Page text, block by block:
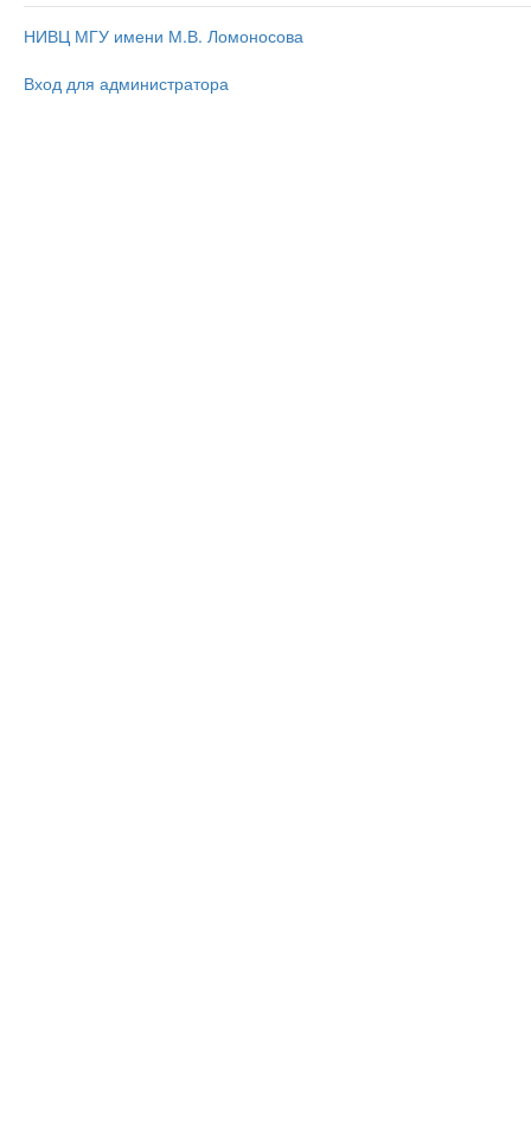
НИВЦ МГУ имени М.В. Ломоносова
Вход для администратора